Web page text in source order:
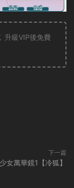
升級VIP後免費
下一篇
女萬華鏡1【冷狐】